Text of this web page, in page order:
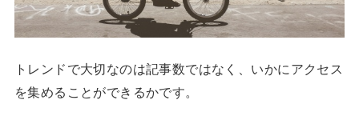
トレンドで大切なのは記事数ではなく、いかにアクセス
を集めることができるかです。